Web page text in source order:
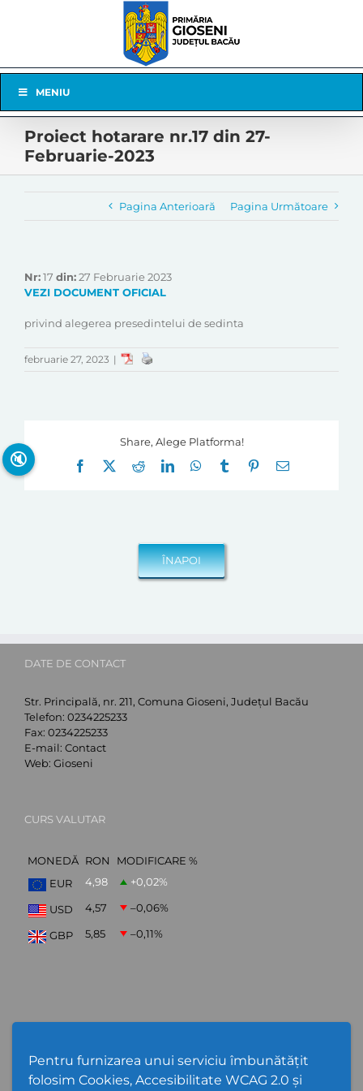
Pentru furnizarea unui serviciu îmbunătățit
folosim Cookies, Accesibilitate WCAG 2.0 și
Navigation
MENIU
Proiect hotarare nr.17 din 27-
Februarie-2023
Pagina Anterioară Pagina Următoare
Nr:17 din:27 Februarie 2023
VEZI DOCUMENT OFICIAL
privind alegerea presedintelui de sedinta
februarie 27, 2023 |
Share, Alege Platforma!
Facebook
RedditLinkedInWhatsApp
Tumblr Pinterest
E-
DATE DE CONTACT
Str. Principală, nr. 211, Comuna Gioseni, Județul Bacău
Telefon: 0234225233
Fax: 0234225233
E-mail: Contact
Web: Gioseni
CURS VALUTAR
MONEDĂ RON
MODIFICARE %
EUR
4,98 +0,02%
USD 4,57 –0,06%
GBP 5,85 –0,11%
🔇